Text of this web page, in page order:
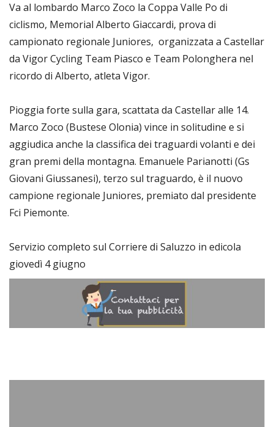
Va al lombardo Marco Zoco la Coppa Valle Po di
ciclismo, Memorial Alberto Giaccardi, prova di
campionato regionale Juniores, organizzata a Castellar
da Vigor Cycling Team Piasco e Team Polonghera nel
ricordo di Alberto, atleta Vigor.
Pioggia forte sulla gara, scattata da Castellar alle 14.
Marco Zoco (Bustese Olonia) vince in solitudine e si
aggiudica anche la classifica dei traguardi volanti e dei
gran premi della montagna. Emanuele Parianotti (Gs
Giovani Giussanesi), terzo sul traguardo, è il nuovo
campione regionale Juniores, premiato dal presidente
Fci Piemonte.
Servizio completo sul Corriere di Saluzzo in edicola
giovedì 4 giugno